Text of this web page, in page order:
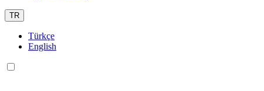
TR
Türkçe
English